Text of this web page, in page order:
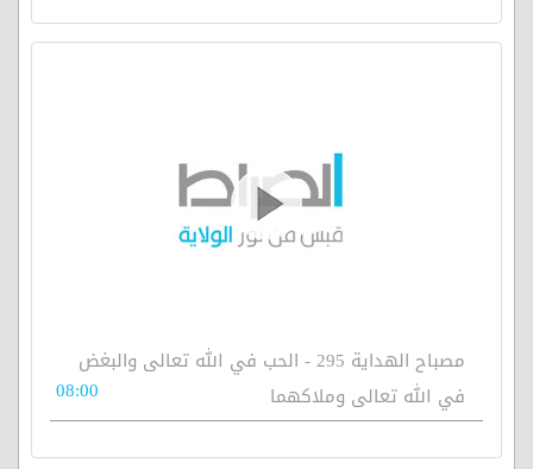
مصباح الهداية 295 - الحب في الله تعالى والبغض
في الله تعالى وملاكهما
08:00